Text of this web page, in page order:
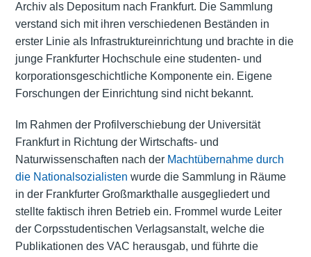
Archiv als Depositum nach Frankfurt. Die Sammlung
verstand sich mit ihren verschiedenen Beständen in
erster Linie als Infrastruktureinrichtung und brachte in die
junge Frankfurter Hochschule eine studenten- und
korporationsgeschichtliche Komponente ein. Eigene
Forschungen der Einrichtung sind nicht bekannt.
Im Rahmen der Profilverschiebung der Universität
Frankfurt in Richtung der Wirtschafts- und
Naturwissenschaften nach der Machtübernahme durch
die Nationalsozialisten wurde die Sammlung in Räume
in der Frankfurter Großmarkthalle ausgegliedert und
stellte faktisch ihren Betrieb ein. Frommel wurde Leiter
der Corpsstudentischen Verlagsanstalt, welche die
Publikationen des VAC herausgab, und führte die